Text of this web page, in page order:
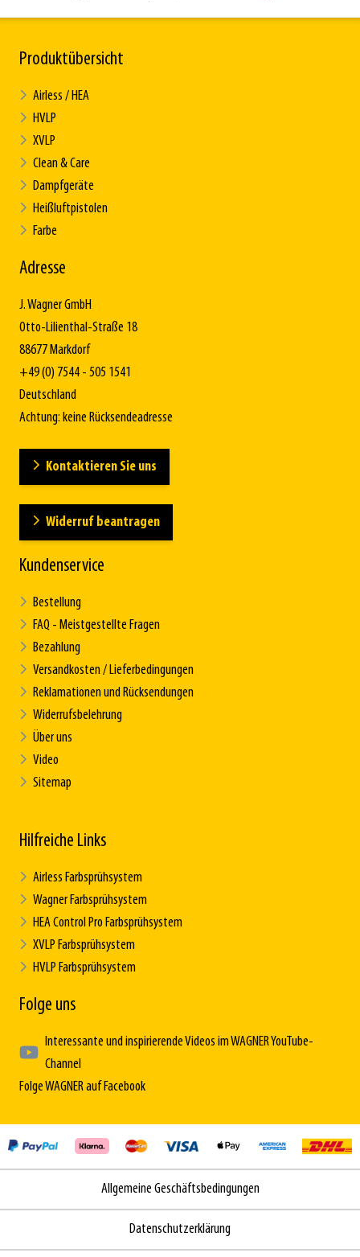
Produktübersicht
Airless / HEA
HVLP
XVLP
Clean & Care
Dampfgeräte
Heißluftpistolen
Farbe
Adresse
J. Wagner GmbH
Otto-Lilienthal-Straße 18
88677 Markdorf
+49 (0) 7544 - 505 1541
Deutschland
Achtung: keine Rücksendeadresse
Kontaktieren Sie uns
Widerruf beantragen
Kundenservice
Bestellung
FAQ - Meistgestellte Fragen
Bezahlung
Versandkosten / Lieferbedingungen
Reklamationen und Rücksendungen
Widerrufsbelehrung
Über uns
Video
Sitemap
Hilfreiche Links
Airless Farbsprühsystem
Wagner Farbsprühsystem
HEA Control Pro Farbsprühsystem
XVLP Farbsprühsystem
HVLP Farbsprühsystem
Folge uns
Interessante und inspirierende Videos im WAGNER YouTube-
Channel
Folge WAGNER auf Facebook
Allgemeine Geschäftsbedingungen
Datenschutzerklärung